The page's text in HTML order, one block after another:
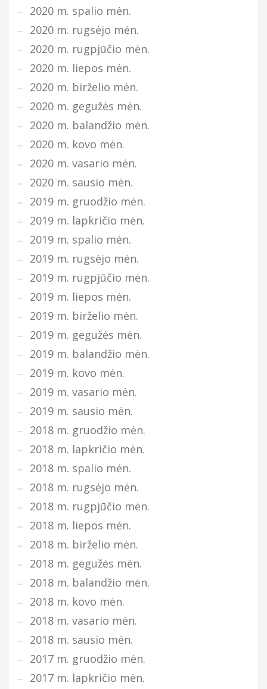
2020 m. spalio mėn.
2020 m. rugsėjo mėn.
2020 m. rugpjūčio mėn.
2020 m. liepos mėn.
2020 m. birželio mėn.
2020 m. gegužės mėn.
2020 m. balandžio mėn.
2020 m. kovo mėn.
2020 m. vasario mėn.
2020 m. sausio mėn.
2019 m. gruodžio mėn.
2019 m. lapkričio mėn.
2019 m. spalio mėn.
2019 m. rugsėjo mėn.
2019 m. rugpjūčio mėn.
2019 m. liepos mėn.
2019 m. birželio mėn.
2019 m. gegužės mėn.
2019 m. balandžio mėn.
2019 m. kovo mėn.
2019 m. vasario mėn.
2019 m. sausio mėn.
2018 m. gruodžio mėn.
2018 m. lapkričio mėn.
2018 m. spalio mėn.
2018 m. rugsėjo mėn.
2018 m. rugpjūčio mėn.
2018 m. liepos mėn.
2018 m. birželio mėn.
2018 m. gegužės mėn.
2018 m. balandžio mėn.
2018 m. kovo mėn.
2018 m. vasario mėn.
2018 m. sausio mėn.
2017 m. gruodžio mėn.
2017 m. lapkričio mėn.